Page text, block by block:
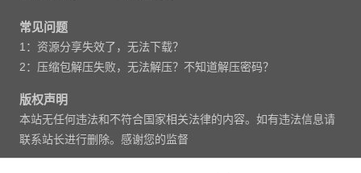
常见问题
1：资源分享失效了，无法下载？
2：压缩包解压失败，无法解压？不知道解压密码？
版权声明
本站无任何违法和不符合国家相关法律的内容。如有违法信息请
联系站长进行删除。感谢您的监督